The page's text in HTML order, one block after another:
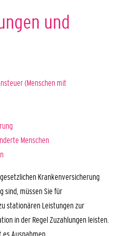
und
(Menschen mit
Menschen
Krankenversicherung
sind, müssen Sie für
stationären Leistungen zur
in der Regel Zuzahlungen leisten.
Ausnahmen.